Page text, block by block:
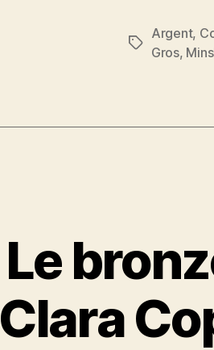
Étiquettes
Argent,
Gros,
Le
Clara